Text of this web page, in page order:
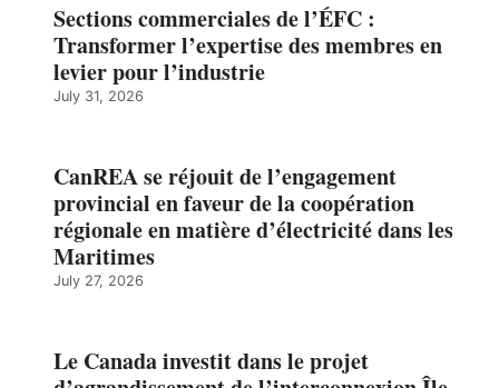
Sections commerciales de l’ÉFC :
Transformer l’expertise des membres en
levier pour l’industrie
July 31, 2026
CanREA se réjouit de l’engagement
provincial en faveur de la coopération
régionale en matière d’électricité dans les
Maritimes
July 27, 2026
Le Canada investit dans le projet